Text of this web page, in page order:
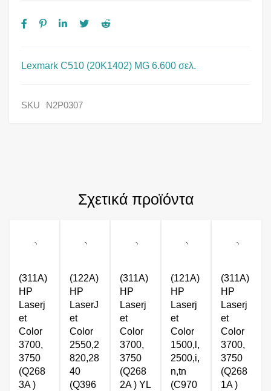
Lexmark C510 (20K1402) MG 6.600 σελ.
SKU N2P0307
Σχετικά προϊόντα
(311A)
HP
Laserj
et
Color
3700,
3750
(Q268
3A )
(122A)
HP
LaserJ
et
Color
2550,2
820,28
40
(Q396
(311A)
HP
Laserj
et
Color
3700,
3750
(Q268
2A ) YL
(121A)
HP
Laserj
et
Color
1500,l,
2500,i,
n,tn
(C970
(311A)
HP
Laserj
et
Color
3700,
3750
(Q268
1A )